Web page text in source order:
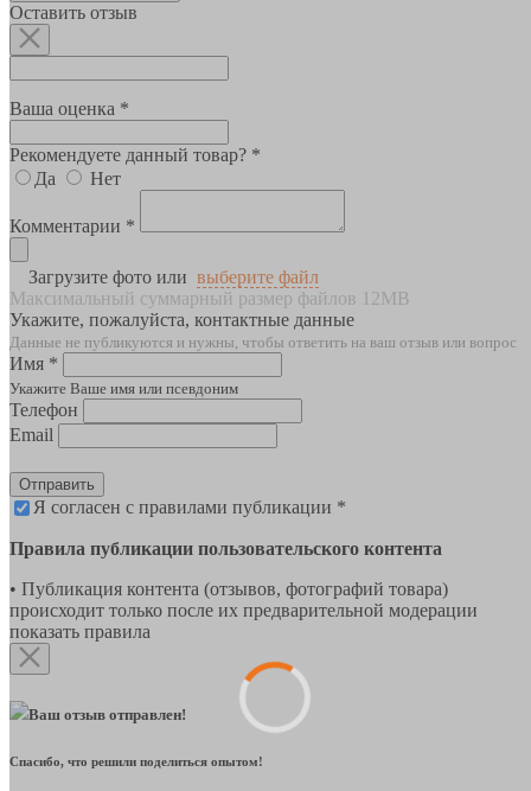
Оставить отзыв
Ваша оценка *
Рекомендуете данный товар? *
Да
Нет
Комментарии *
Загрузите фото или выберите файл
Максимальный суммарный размер файлов 12MB
Укажите, пожалуйста, контактные данные
Данные не публикуются и нужны, чтобы ответить на ваш отзыв или вопрос
Имя *
Укажите Ваше имя или псевдоним
Телефон
Email
Отправить
Я согласен с правилами публикации *
Правила публикации пользовательского контента
• Публикация контента (отзывов, фотографий товара)
происходит только после их предварительной модерации
показать правила
Ваш отзыв отправлен!
Спасибо, что решили поделиться опытом!